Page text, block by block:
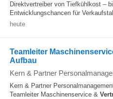
Direktvertreiber von Tiefkühlkost –
Entwicklungschancen für
heute
Teamleiter
Aufbau
Kern & Partner
Kern & Partner
Teamleiter Maschinenservice &